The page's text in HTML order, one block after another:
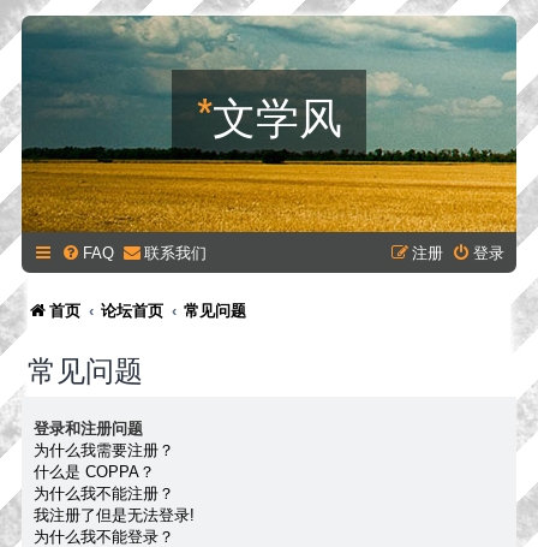
*文学风
FAQ 联系我们 登录
注册
首页 论坛首页 常见问题
常见问题
登录和注册问题
为什么我需要注册？
什么是 COPPA？
为什么我不能注册？
我注册了但是无法登录!
为什么我不能登录？